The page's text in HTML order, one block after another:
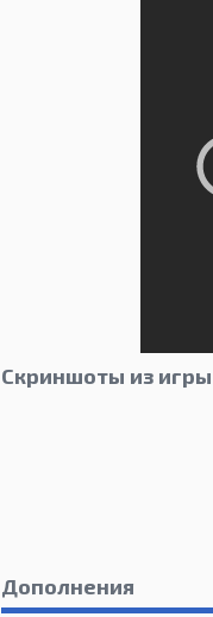
Скриншоты из
Дополнения